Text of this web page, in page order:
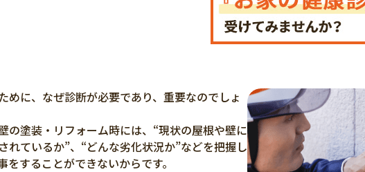
めに、なぜ診断が必要であり、重要なのでしょ
の塗装・リフォーム時には、“現状の屋根や壁に
れているか”、“どんな劣化状況か”などを把握し
をすることができないからです。